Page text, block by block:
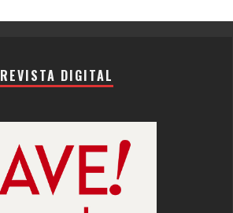
REVISTA DIGITAL